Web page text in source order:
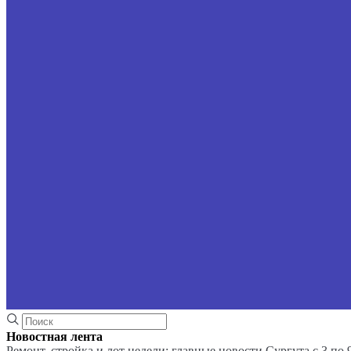
Новостная лента